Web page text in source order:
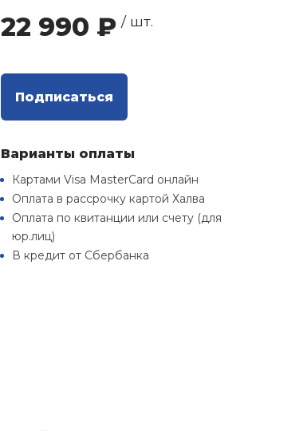
22 990 ₽ / шт.
Подписаться
Варианты оплаты
Картами Visa MasterCard онлайн
Оплата в рассрочку картой Халва
Оплата по квитанции или счету (для
юр.лиц)
В кредит от Сбербанка